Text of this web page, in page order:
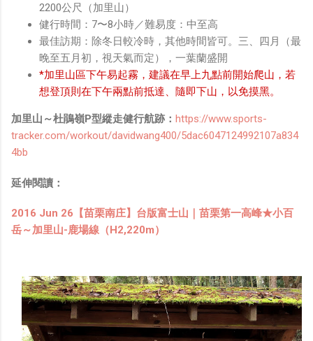
2200公尺（加里山）
健行時間：7〜8小時／難易度：中至高
最佳訪期：除冬日較冷時，其他時間皆可。三、四月（最
晚至五月初，視天氣而定），一葉蘭盛開
*加里山區下午易起霧，建議在早上九點前開始爬山，若
想登頂則在下午兩點前抵達、隨即下山，以免摸黑。
加里山～杜鵑嶺P型縱走健行航跡： https://www.sports-
tracker.com/workout/davidwang400/5dac6047124992107a834
4bb
延伸閱讀：
2016 Jun 26【苗栗南庄】台版富士山｜苗栗第一高峰★小百
岳～加里山-鹿場線（H2,220m）